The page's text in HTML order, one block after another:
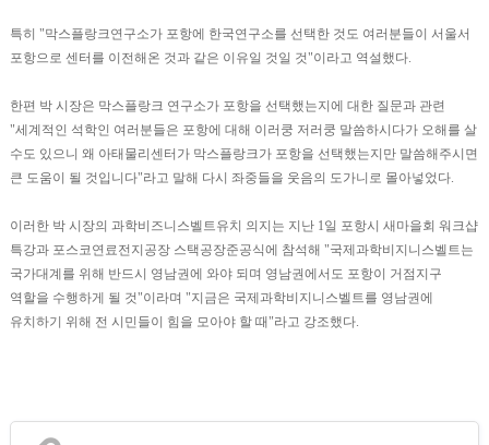
특히 "막스플랑크연구소가 포항에 한국연구소를 선택한 것도 여러분들이 서울서
포항으로 센터를 이전해온 것과 같은 이유일 것일 것"이라고 역설했다.
한편 박 시장은 막스플랑크 연구소가 포항을 선택했는지에 대한 질문과 관련
"세계적인 석학인 여러분들은 포항에 대해 이러쿵 저러쿵 말씀하시다가 오해를 살
수도 있으니 왜 아태물리센터가 막스플랑크가 포항을 선택했는지만 말씀해주시면
큰 도움이 될 것입니다"라고 말해 다시 좌중들을 웃음의 도가니로 몰아넣었다.
이러한 박 시장의 과학비즈니스벨트유치 의지는 지난 1일 포항시 새마을회 워크샵
특강과 포스코연료전지공장 스택공장준공식에 참석해 "국제과학비지니스벨트는
국가대계를 위해 반드시 영남권에 와야 되며 영남권에서도 포항이 거점지구
역할을 수행하게 될 것"이라며 "지금은 국제과학비지니스벨트를 영남권에
유치하기 위해 전 시민들이 힘을 모아야 할 때"라고 강조했다.